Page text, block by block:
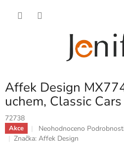
Affek Design
uchem, Classic
72738
Akce
Průměrné
hodnocení
Neohodnoceno
Značka: Affek Design